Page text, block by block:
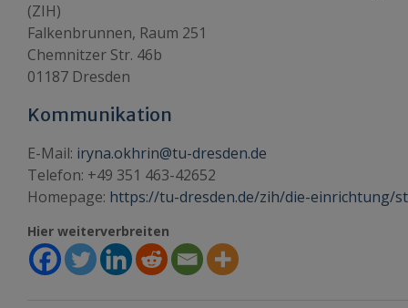
(ZIH)
Falkenbrunnen, Raum 251
Chemnitzer Str. 46b
01187 Dresden
Kommunikation
E-Mail: iryna.okhrin@tu-dresden.de
Telefon: +49 351 463-42652
Homepage: https://tu-dresden.de/zih/die-einrichtung/
Hier weiterverbreiten